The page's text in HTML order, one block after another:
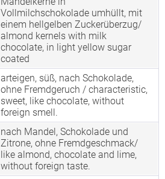
Vollmilchschokolade umhüllt, mit
einem hellgelben Zuckerüberzug/
almond kernels with milk
chocolate, in light yellow sugar
coated
arteigen, süß, nach Schokolade,
ohne Fremdgeruch / characteristic,
sweet, like chocolate, without
foreign smell.
nach Mandel, Schokolade und
Zitrone, ohne Fremdgeschmack/
like almond, chocolate and lime,
without foreign taste.